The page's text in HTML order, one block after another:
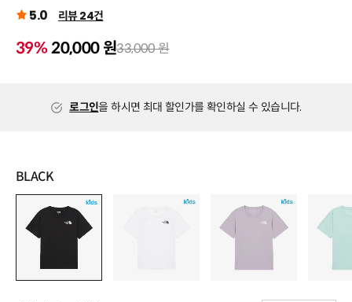
5.0 리뷰 24건
39% 20,000 원33,000 원
로그인을 하시면 최대 할인가를 확인하실 수 있습니다.
BLACK